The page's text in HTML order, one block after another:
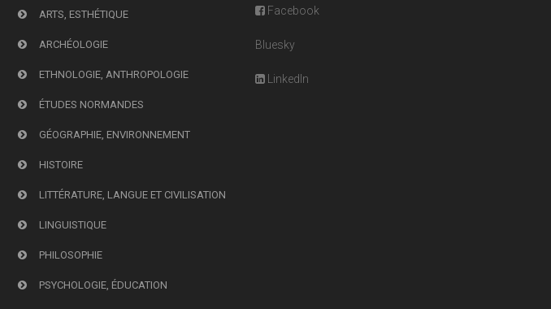
ARTS, ESTHÉTIQUE
ARCHÉOLOGIE
ETHNOLOGIE, ANTHROPOLOGIE
ÉTUDES NORMANDES
GÉOGRAPHIE, ENVIRONNEMENT
HISTOIRE
LITTÉRATURE, LANGUE ET CIVILISATION
LINGUISTIQUE
PHILOSOPHIE
PSYCHOLOGIE, ÉDUCATION
Facebook
Bluesky
LinkedIn